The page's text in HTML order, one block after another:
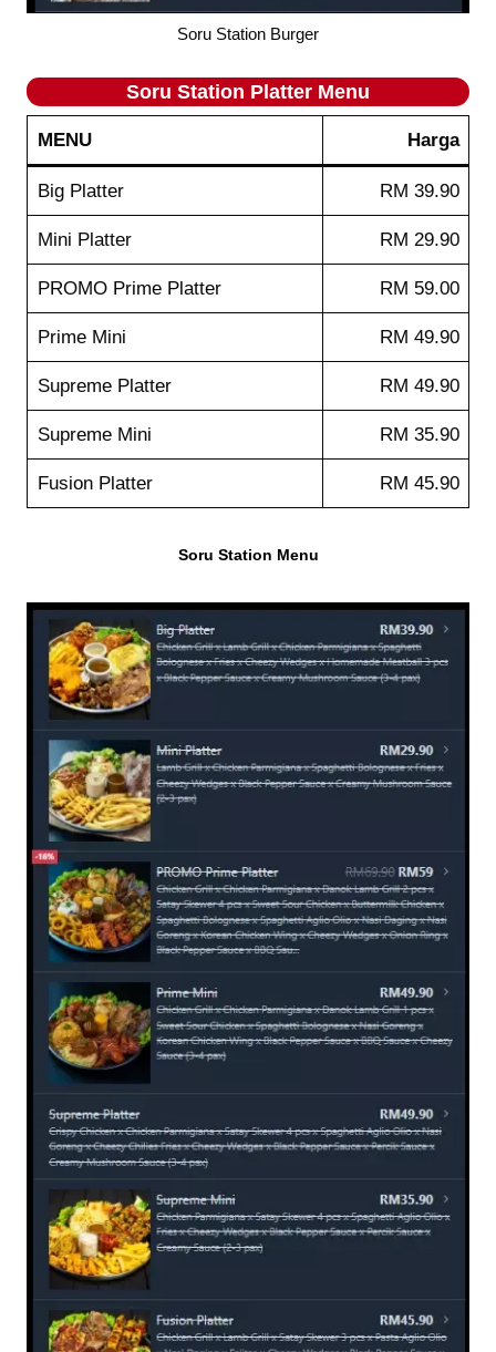
Soru Station Burger
Soru Station Platter Menu
MENU Harga
Big Platter RM 39.90
Mini Platter RM 29.90
PROMO Prime Platter RM 59.00
Prime Mini RM 49.90
Supreme Platter RM 49.90
Supreme Mini RM 35.90
Fusion Platter RM 45.90
Soru Station Menu